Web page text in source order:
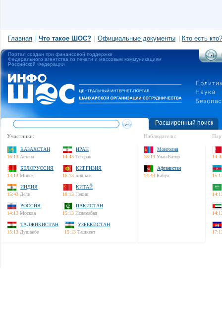
Главная Что такое ШОС? Официальные документы Кто есть кто?
Портал создан при финансовой поддержке
Федерального агентства по печати и массовым коммуникациям
Российской Федерации
Расширенный поиск
Участники:
КАЗАХСТАН
16:13 Астана
ИРАН
14:43 Тегеран
БЕЛОРУССИЯ
13:13 Минск
КИРГИЗИЯ
16:13 Бишкек
ИНДИЯ
15:43 Дели
КИТАЙ
18:13 Пекин
РОССИЯ
14:13 Москва
ПАКИСТАН
15:13 Исламабад
ТАДЖИКИСТАН
15:13 Душанбе
УЗБЕКИСТАН
15:13 Ташкент
Наблюдатели:
Монголия
18:13 Улан-Батор
Афганистан
14:43 Кабул